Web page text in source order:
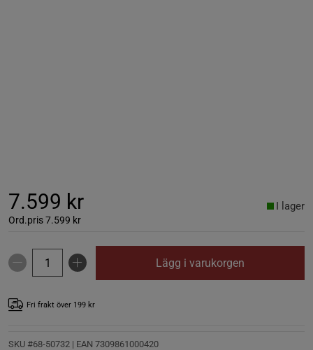
7.599 kr
Ord.pris7.599 kr
I lager
Lägg i varukorgen
Fri frakt över 199 kr
SKU #68-50732 | EAN 7309861000420